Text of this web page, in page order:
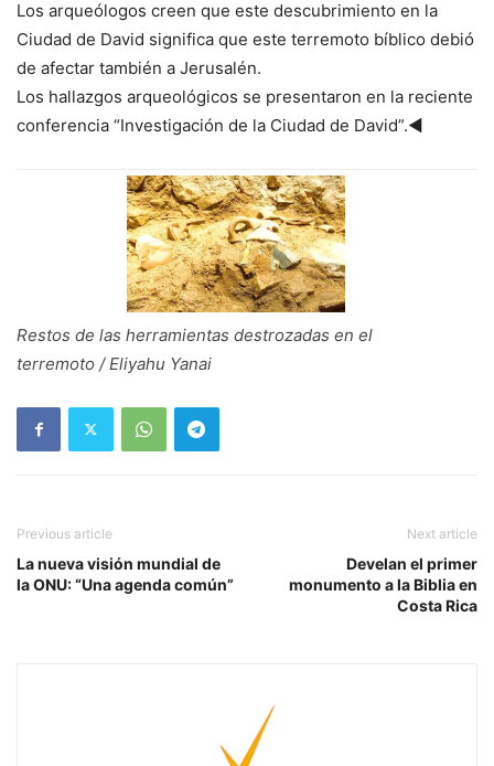
Los arqueólogos creen que este descubrimiento en la
Ciudad de David significa que este terremoto bíblico debió
de afectar también a Jerusalén.
Los hallazgos arqueológicos se presentaron en la reciente
conferencia “Investigación de la Ciudad de David”.◄
Restos de las herramientas destrozadas en el
terremoto / Eliyahu Yanai
Previous article
La nueva visión mundial de
la ONU: “Una agenda común”
Next article
Develan el primer
monumento a la Biblia en
Costa Rica